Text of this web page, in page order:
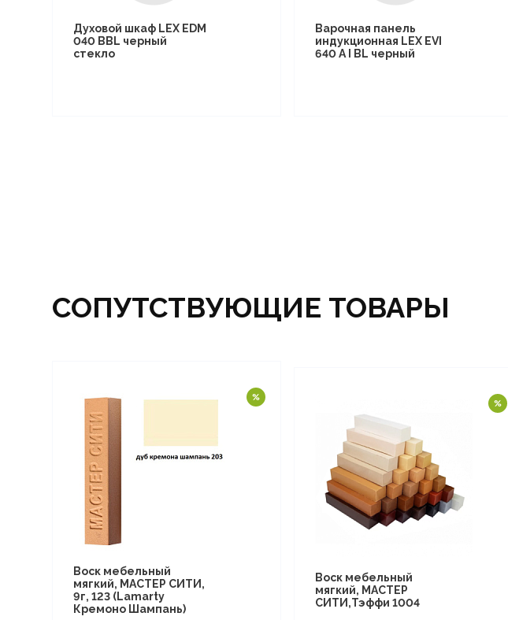
Духовой шкаф LEX EDM
040 BBL черный
стекло
Варочная панель
индукционная LEX EVI
640 A I BL черный
СОПУТСТВУЮЩИЕ ТОВАРЫ
Воск мебельный
мягкий, МАСТЕР СИТИ,
9г, 123 (Lamarty
Кремоно Шампань)
Воск мебельный
мягкий, МАСТЕР
СИТИ,Тэффи 1004